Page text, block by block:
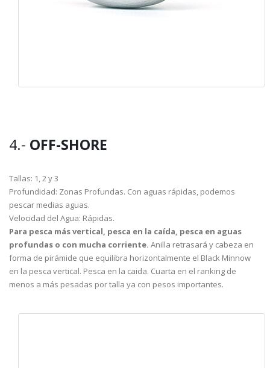
4.- OFF-SHORE
Tallas: 1, 2 y 3
Profundidad: Zonas Profundas. Con aguas rápidas, podemos
pescar medias aguas.
Velocidad del Agua: Rápidas.
Para pesca más vertical, pesca en la caída, pesca en aguas
profundas o con mucha corriente. Anilla retrasará y cabeza en
forma de pirámide que equilibra horizontalmente el Black Minnow
en la pesca vertical. Pesca en la caida. Cuarta en el ranking de
menos a más pesadas por talla ya con pesos importantes.